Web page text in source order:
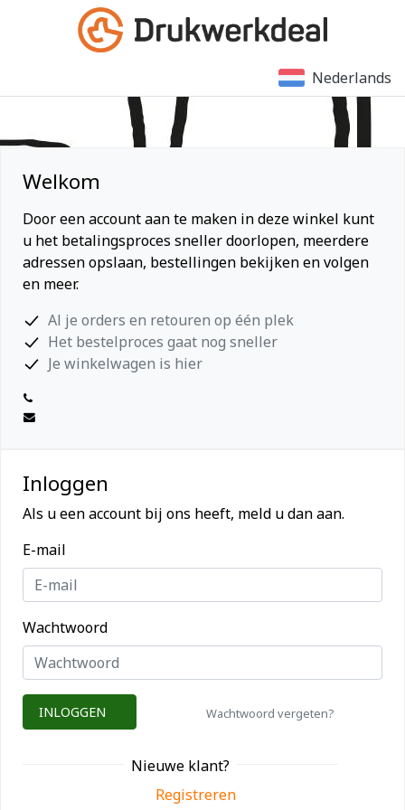
Nederlands
Welkom
Door een account aan te maken in deze winkel kunt
u het betalingsproces sneller doorlopen, meerdere
adressen opslaan, bestellingen bekijken en volgen
en meer.
Al je orders en retouren op één plek
Het bestelproces gaat nog sneller
Je winkelwagen is hier
Inloggen
Als u een account bij ons heeft, meld u dan aan.
E-mail
Wachtwoord
INLOGGEN Wachtwoord vergeten?
Nieuwe klant?
Registreren